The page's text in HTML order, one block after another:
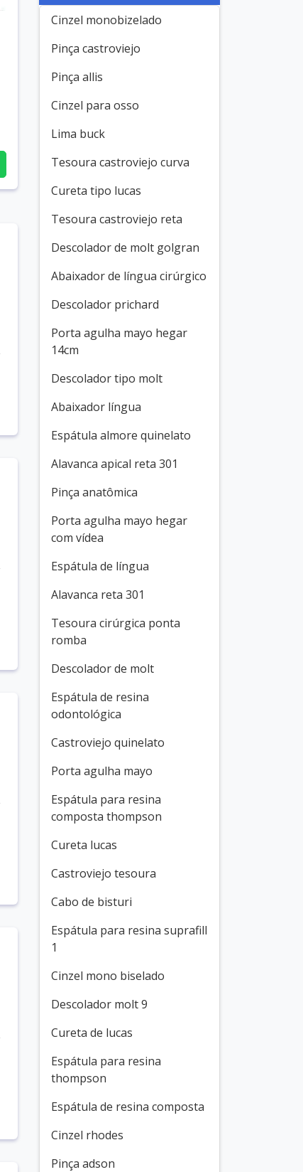
Cinzel monobizelado
Pinça castroviejo
Pinça allis
Cinzel para osso
Lima buck
Tesoura castroviejo curva
Cureta tipo lucas
Tesoura castroviejo reta
Descolador de molt golgran
Abaixador de língua cirúrgico
Descolador prichard
Porta agulha mayo hegar
14cm
Descolador tipo molt
Abaixador língua
Espátula almore quinelato
Alavanca apical reta 301
Pinça anatômica
Porta agulha mayo hegar
com vídea
Espátula de língua
Alavanca reta 301
Tesoura cirúrgica ponta
romba
Descolador de molt
Espátula de resina
odontológica
Castroviejo quinelato
Porta agulha mayo
Espátula para resina
composta thompson
Cureta lucas
Castroviejo tesoura
Cabo de bisturi
Espátula para resina suprafill
1
Cinzel mono biselado
Descolador molt 9
Cureta de lucas
Espátula para resina
thompson
Espátula de resina composta
Cinzel rhodes
Pinça adson